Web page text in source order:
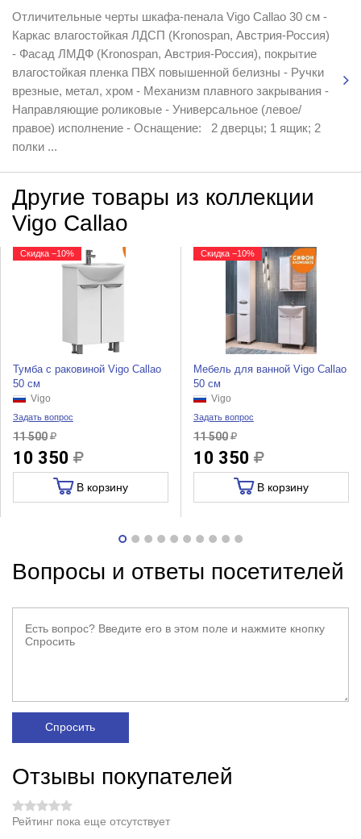
Отличительные черты шкафа-пенала Vigo Callao 30 см -
Каркас влагостойкая ЛДСП (Kronospan, Австрия-Россия)
- Фасад ЛМДФ (Kronospan, Австрия-Россия), покрытие
влагостойкая пленка ПВХ повышенной белизны - Ручки
врезные, метал, хром - Механизм плавного закрывания -
Направляющие роликовые - Универсальное (левое/
правое) исполнение - Оснащение: 2 дверцы; 1 ящик; 2
полки ...
Другие товары из коллекции
Vigo Callao
Скидка −10%
Тумба с раковиной Vigo Callao
50 см
Vigo
Задать вопрос
11 500
10 350
В корзину
Скидка −10%
Мебель для ванной Vigo Callao
50 см
Vigo
Задать вопрос
11 500
10 350
В корзину
Вопросы и ответы посетителей
Спросить
Отзывы покупателей
Рейтинг пока еще отсутствует